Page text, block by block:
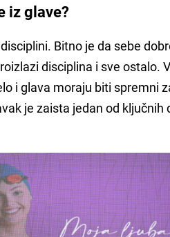
iz glave?
Bitno je da sebe
disciplina i sve ostalo.
i glava moraju biti spremni
je zaista jedan od ključnih